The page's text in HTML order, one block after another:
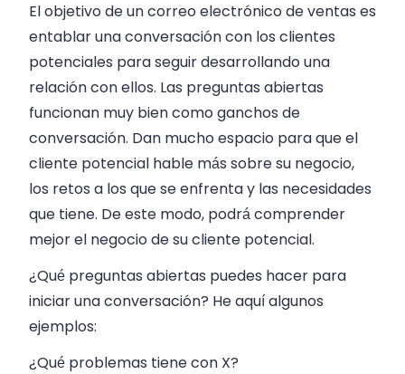
El objetivo de un correo electrónico de ventas es
entablar una conversación con los clientes
potenciales para seguir desarrollando una
relación con ellos. Las preguntas abiertas
funcionan muy bien como ganchos de
conversación. Dan mucho espacio para que el
cliente potencial hable más sobre su negocio,
los retos a los que se enfrenta y las necesidades
que tiene. De este modo, podrá comprender
mejor el negocio de su cliente potencial.
¿Qué preguntas abiertas puedes hacer para
iniciar una conversación? He aquí algunos
ejemplos:
¿Qué problemas tiene con X?